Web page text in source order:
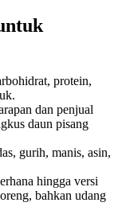
protein,
dan penjual
daun pisang
gurih, manis, asin,
hingga versi
bahkan udang